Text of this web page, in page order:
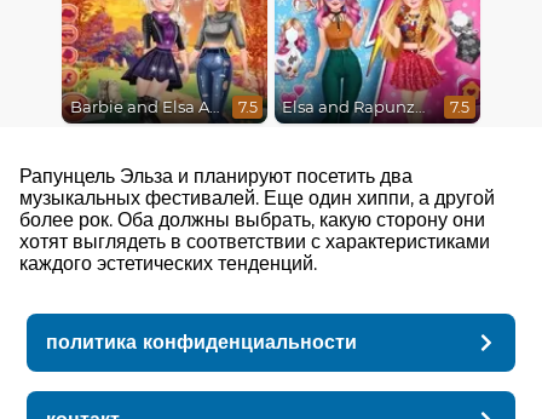
Barbie and Elsa Autumn Patterns 7.5 Elsa and Rapunzel Princess Rivalry 7.5
Рапунцель Эльза и планируют посетить два
музыкальных фестивалей. Еще один хиппи, а другой
более рок. Оба должны выбрать, какую сторону они
хотят выглядеть в соответствии с характеристиками
каждого эстетических тенденций.
политика конфиденциальности